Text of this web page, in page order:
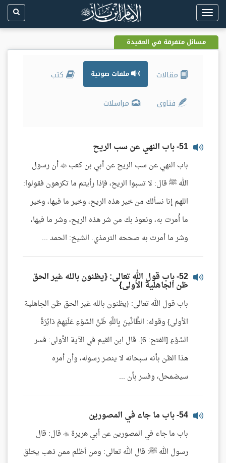
Toggle
navigation
مسائل متفرقة في العقيدة
مقالات ملفات صوتية كتب
فتاوى مراسلات
51- باب النهي عن سب الريح
باب النهي عن سب الريح عن أبي بن كعب  أن رسول
الله ﷺ قال: لا تسبوا الريح، فإذا رأيتم ما تكرهون فقولوا:
اللهم إنا نسألك من خير هذه الريح، وخير ما فيها، وخير
ما أُمرت به، ونعوذ بك من شر هذه الريح، وشر ما فيها،
وشر ما أمرت به صححه الترمذي. الشيخ: الحمد ...
52- باب قول الله تعالى: {يظنون بالله غير الحق
ظن الجاهلية الأولى}
باب قول الله تعالى: {يظنون بالله غير الحق ظن الجاهلية
الأولى} وقوله: الظَّانِّينَ بِاللَّهِ ظَنَّ السَّوْءِ عَلَيْهِمْ دَائِرَةُ
السَّوْءِ [الفتح: 6]. قال ابن القيم في الآية الأولى: فسر
هذا الظن بأنه سبحانه لا ينصر رسوله، وأن أمره
سيضمحل، وفسر بأن ...
54- باب ما جاء في المصورين
باب ما جاء في المصورين عن أبي هريرة  قال: قال
رسول الله ﷺ: قال الله تعالى: ومن أظلم ممن ذهب يخلق